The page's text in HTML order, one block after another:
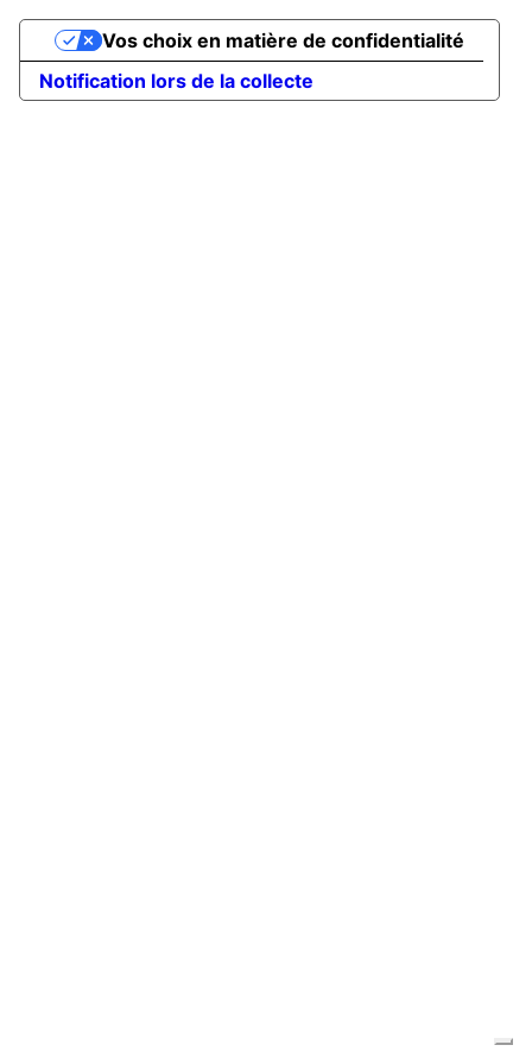
Notification lors de la collecte
Vos choix en matière de confidentialité